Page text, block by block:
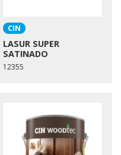
CIN
LASUR SUPER
SATINADO
12355